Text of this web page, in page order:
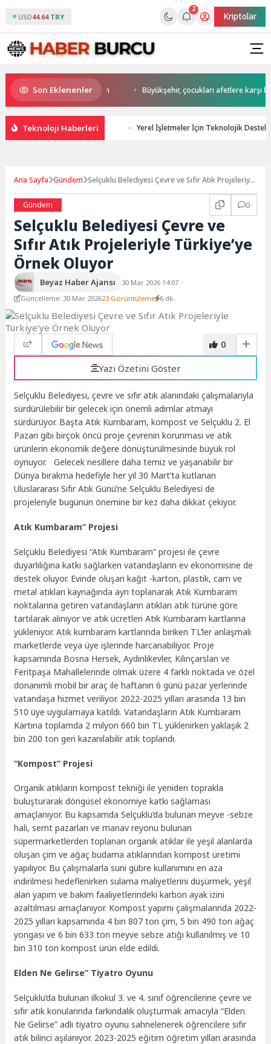
USD44.64 TRY
2
Kriptolar
Son Eklenenler
Başkan Büyükakın’dan Büyükşehir, çocukları afetlere karşı
Teknoloji Haberleri Yerel İşletmeler İçin Teknolojik Destek
Ana Sayfa Gündem Selçuklu Belediyesi Çevre ve Sıfır Atık Projeleriyle
Gündem
0
Selçuklu Belediyesi Çevre ve
Sıfır Atık Projeleriyle Türkiye’ye
Örnek Oluyor
Beyaz Haber Ajansı
30 Mar 2026 14:07
Güncelleme: 30 Mar 202623 Görüntüleme 6 dk.
0
Yazı Özetini Göster
Selçuklu Belediyesi, çevre ve sıfır atık alanındaki çalışmalarıyla
sürdürülebilir bir gelecek için önemli adımlar atmayı
sürdürüyor. Başta Atık Kumbaram, kompost ve Selçuklu 2. El
Pazarı gibi birçok öncü proje çevrenin korunması ve atık
ürünlerin ekonomik değere dönüştürülmesinde büyük rol
oynuyor. Gelecek nesillere daha temiz ve yaşanabilir bir
Dünya bırakma hedefiyle her yıl 30 Mart’ta kutlanan
Uluslararası Sıfır Atık Günü’ne Selçuklu Belediyesi de
projeleriyle bugünün önemine bir kez daha dikkat çekiyor.
Atık Kumbaram” Projesi
Selçuklu Belediyesi “Atık Kumbaram” projesi ile çevre
duyarlılığına katkı sağlarken vatandaşların ev ekonomisine de
destek oluyor. Evinde oluşan kağıt -karton, plastik, cam ve
metal atıkları kaynağında ayrı toplanarak Atık Kumbaram
noktalarına getiren vatandaşların atıkları atık türüne göre
tartılarak alınıyor ve atık ücretleri Atık Kumbaram kartlarına
yükleniyor. Atık kumbaram kartlarında biriken TL’ler anlaşmalı
marketlerde veya üye işlerinde harcanabiliyor. Proje
kapsamında Bosna Hersek, Aydınlıkevler, Kılınçarslan ve
Feritpaşa Mahallelerinde olmak üzere 4 farklı noktada ve özel
donanımlı mobil bir araç ile haftanın 6 günü pazar yerlerinde
vatandaşa hizmet veriliyor. 2022-2025 yılları arasında 13 bin
510 üye uygulamaya katıldı. Vatandaşların Atık Kumbaram
Kartına toplamda 2 milyon 660 bin TL yüklenirken yaklaşık 2
bin 200 ton geri kazanılabilir atık toplandı.
“Kompost” Projesi
Organik atıkların kompost tekniği ile yeniden toprakla
buluşturarak döngüsel ekonomiye katkı sağlaması
amaçlanıyor. Bu kapsamda Selçuklu’da bulunan meyve -sebze
hali, semt pazarları ve manav reyonu bulunan
süpermarketlerden toplanan organik atıklar ile yeşil alanlarda
oluşan çim ve ağaç budama atıklarından kompost üretimi
yapılıyor. Bu çalışmalarla suni gübre kullanımını en aza
indirilmesi hedeflenirken sulama maliyetlerini düşürmek, yeşil
alan yapım ve bakım faaliyetlerindeki karbon ayak izini
azaltılması amaçlanıyor. Kompost yapımı çalışmalarında 2022-
2025 yılları kapsamında 4 bin 807 ton çim, 5 bin 490 ton ağaç
yongası ve 6 bin 633 ton meyve sebze atığı kullanılmış ve 10
bin 310 ton kompost ürün elde edildi.
Elden Ne Gelirse” Tiyatro Oyunu
Selçuklu’da bulunan ilkokul 3. ve 4. sınıf öğrencilerine çevre ve
sıfır atık konularında farkındalık oluşturmak amacıyla “Elden
Ne Gelirse” adlı tiyatro oyunu sahnelenerek öğrencilere sıfır
atık bilinci aşılanıyor. 2023-2025 eğitim öğretim yılları arasında